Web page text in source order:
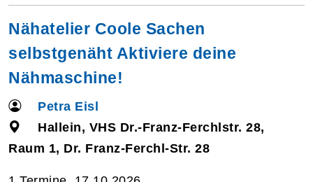
Nähatelier Coole Sachen
selbstgenäht Aktiviere deine
Nähmaschine!
Petra Eisl
Hallein, VHS Dr.-Franz-Ferchlstr. 28,
Raum 1, Dr. Franz-Ferchl-Str. 28